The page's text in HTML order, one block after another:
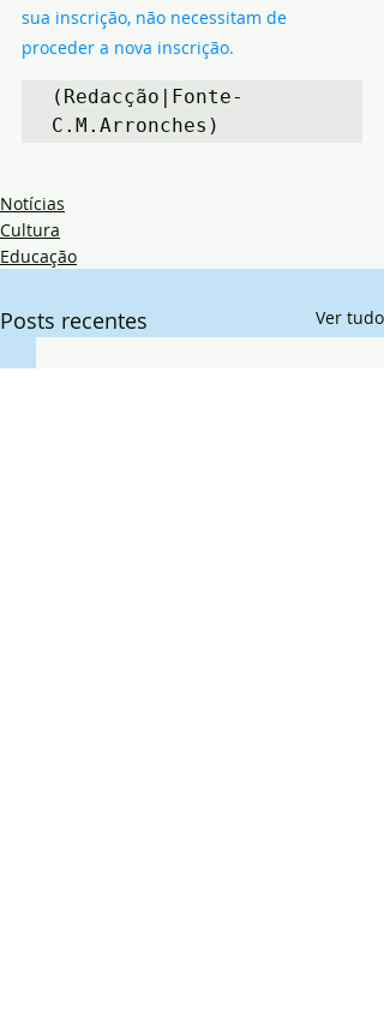
sua inscrição, não necessitam de
proceder a nova inscrição.
(Redacção|Fonte-
C.M.Arronches)
Notícias
Cultura
Educação
Posts recentes Ver tudo